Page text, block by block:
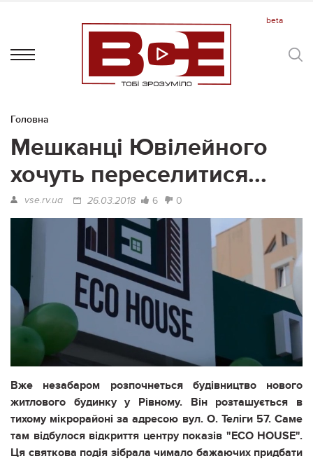
Головна
Мешканці Ювілейного
хочуть переселитися...
vse.rv.ua 26.03.2018 6 0
Вже незабаром розпочнеться будівництво нового
житлового будинку у Рівному. Він розташується в
тихому мікрорайоні за адресою вул. О. Теліги 57. Саме
там відбулося відкриття центру показів "ECO HOUSE".
Ця святкова подія зібрала чимало бажаючих придбати